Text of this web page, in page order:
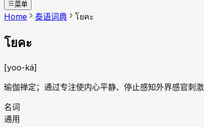
菜单
Home 泰语词典 โยคะ
โยคะ
[yoo-ká]
瑜伽禅定；通过专注使内心平静、停止感知外界感官刺
名词
通用